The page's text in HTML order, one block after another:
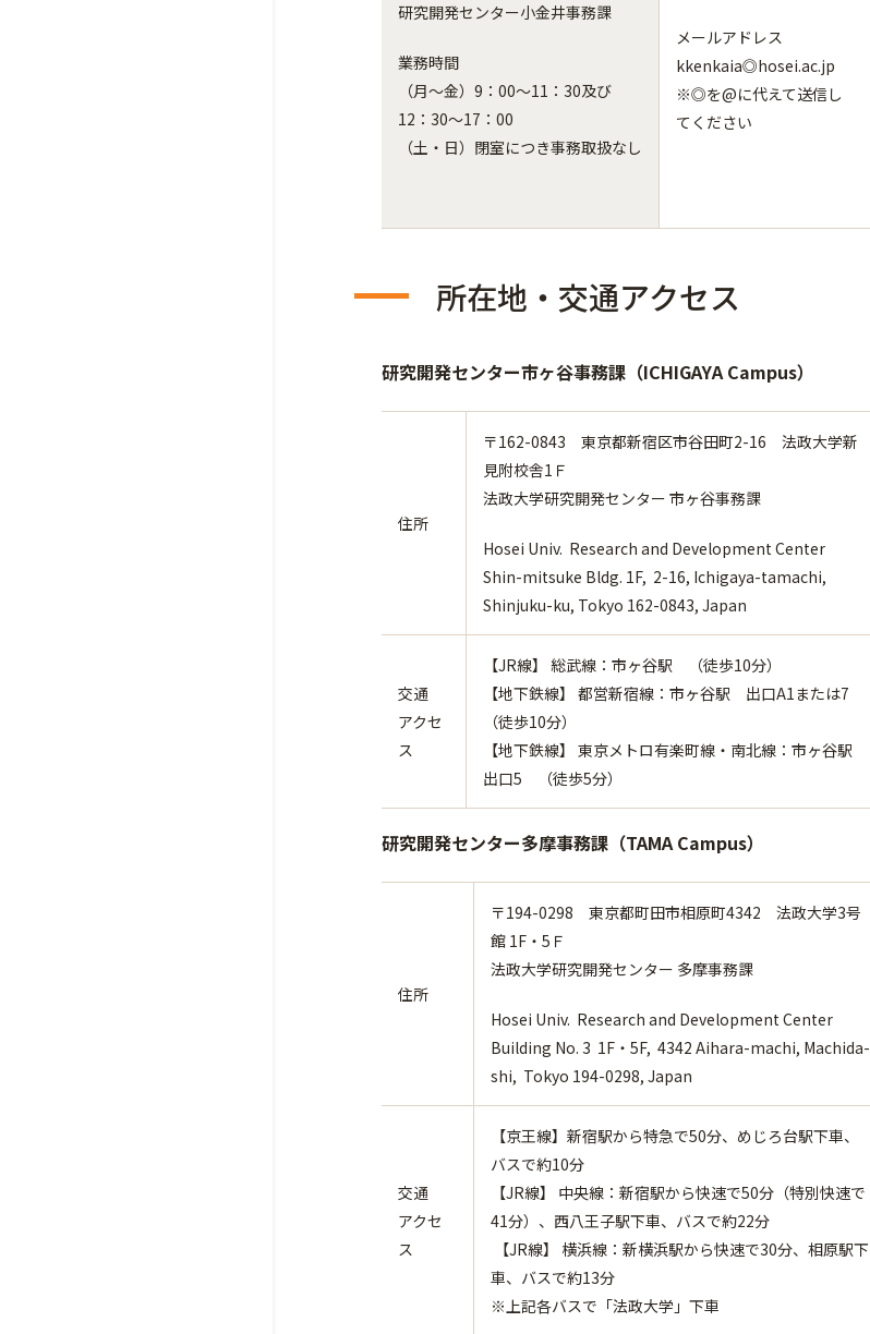
研究開発センター小金井事務課
業務時間
（月～金）9：00～11：30及び
12：30～17：00
（土・日）閉室につき事務取扱なし
メールアドレス
kkenkaia◎hosei.ac.jp
※◎を@に代えて送信し
てください
所在地・交通アクセス
研究開発センター市ヶ谷事務課（ICHIGAYA Campus）
住所
〒162-0843 東京都新宿区市谷田町2-16 法政大学新
見附校舎1Ｆ
法政大学研究開発センター 市ヶ谷事務課
Hosei Univ. Research and Development Center
Shin-mitsuke Bldg. 1F, 2-16, Ichigaya-tamachi,
Shinjuku-ku, Tokyo 162-0843, Japan
交通
アクセ
ス
【JR線】 総武線：市ヶ谷駅 （徒歩10分）
【地下鉄線】 都営新宿線：市ヶ谷駅 出口A1または7
（徒歩10分）
【地下鉄線】 東京メトロ有楽町線・南北線：市ヶ谷駅
出口5 （徒歩5分）
研究開発センター多摩事務課（TAMA Campus）
住所
〒194-0298 東京都町田市相原町4342 法政大学3号
館 1F・5Ｆ
法政大学研究開発センター 多摩事務課
Hosei Univ. Research and Development Center
Building No. 3 1F・5F, 4342 Aihara-machi, Machida-
shi, Tokyo 194-0298, Japan
交通
アクセ
ス
【京王線】新宿駅から特急で50分、めじろ台駅下車、
バスで約10分
【JR線】 中央線：新宿駅から快速で50分（特別快速で
41分）、西八王子駅下車、バスで約22分
【JR線】 横浜線：新横浜駅から快速で30分、相原駅下
車、バスで約13分
※上記各バスで「法政大学」下車